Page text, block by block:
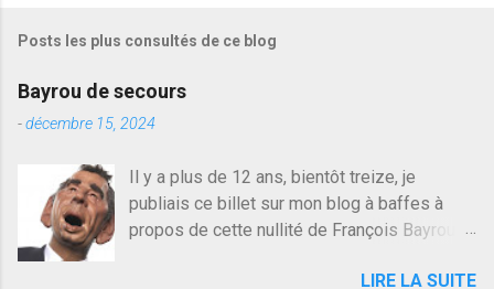
t
e
r
u
m
m
e
n
Posts les plus consultés de ce blog
Bayrou de secours
-décembre 15, 2024
Il y a plus de 12 ans, bientôt treize, je
publiais ce billet sur mon blog à baffes à
propos de cette nullité de François Bayrou. Il
quelqu'un, je ne parle pas des couples mais
LIRE LA SUITE